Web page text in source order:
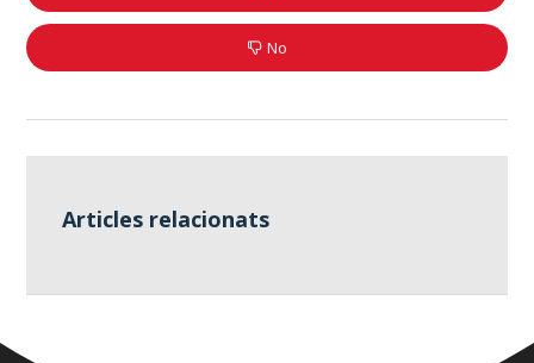
No
Articles relacionats